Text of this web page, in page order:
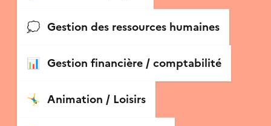
💭 Gestion des ressources humaines
📊 Gestion financière / comptabilité
🤸‍♂️ Animation / Loisirs